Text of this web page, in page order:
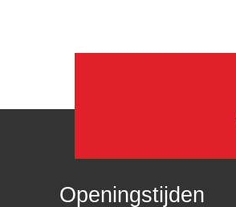
Openingstijden